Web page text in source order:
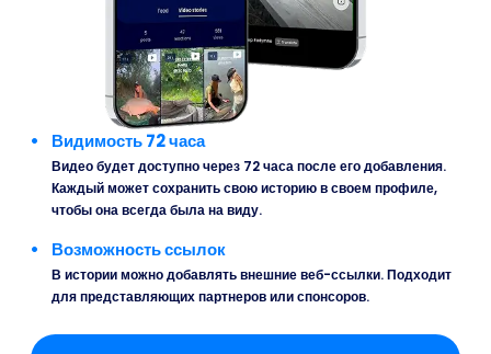
Видимость 72 часа
Видео будет доступно через 72 часа после его добавления.
Каждый может сохранить свою историю в своем профиле,
чтобы она всегда была на виду.
Возможность ссылок
В истории можно добавлять внешние веб-ссылки. Подходит
для представляющих партнеров или спонсоров.